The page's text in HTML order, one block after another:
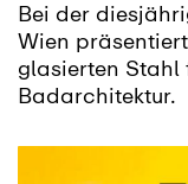
Bei der
Wien
glasierten Stahl
Badarchitektur.